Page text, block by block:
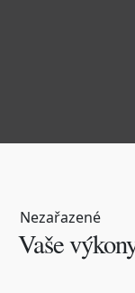
Nezařazené
Vaše